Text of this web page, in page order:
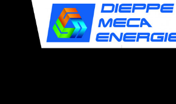
Panneau de gestion des cookies